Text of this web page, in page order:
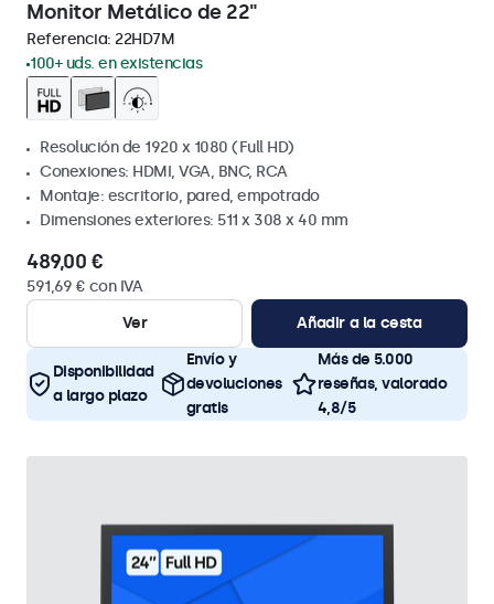
Monitor Metálico de 22"
Referencia: 22HD7M
100+ uds. en existencias
Resolución de 1920 x 1080 (Full HD)
Conexiones: HDMI, VGA, BNC, RCA
Montaje: escritorio, pared, empotrado
Dimensiones exteriores: 511 x 308 x 40 mm
489,00 €
591,69 € con IVA
Ver
Añadir a la cesta
Disponibilidad
a largo plazo
Envío y
devoluciones
gratis
Más de 5.000
reseñas, valorado
4,8/5